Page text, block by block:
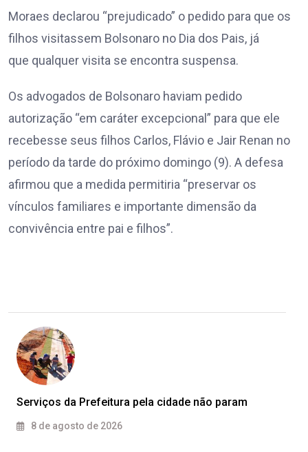
Moraes declarou “prejudicado” o pedido para que os
filhos visitassem Bolsonaro no Dia dos Pais, já
que qualquer visita se encontra suspensa.
Os advogados de Bolsonaro haviam pedido
autorização “em caráter excepcional” para que ele
recebesse seus filhos Carlos, Flávio e Jair Renan no
período da tarde do próximo domingo (9). A defesa
afirmou que a medida permitiria “preservar os
vínculos familiares e importante dimensão da
convivência entre pai e filhos”.
Serviços da Prefeitura pela cidade não param
8 de agosto de 2026